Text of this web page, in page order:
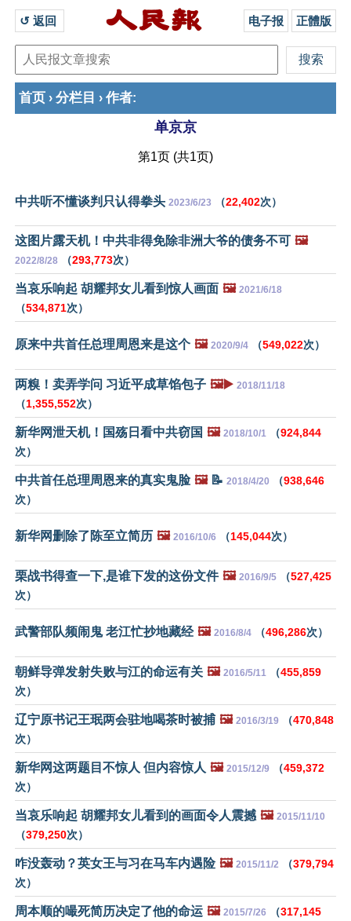
↺ 返回 电子报 正體版
首页 › 分栏目 › 作者:
单京京
第1页 (共1页)
中共听不懂谈判只认得拳头 2023/6/23 （22,402次）
这图片露天机！中共非得免除非洲大爷的债务不可 🖼️
2022/8/28 （293,773次）
当哀乐响起 胡耀邦女儿看到惊人画面 🖼️ 2021/6/18
（534,871次）
原来中共首任总理周恩来是这个 🖼️ 2020/9/4 （549,022次）
两糗！卖弄学问 习近平成草馅包子 🖼️▶️ 2018/11/18
（1,355,552次）
新华网泄天机！国殇日看中共窃国 🖼️ 2018/10/1 （924,844
次）
中共首任总理周恩来的真实鬼脸 🖼️📝 2018/4/20 （938,646
次）
新华网删除了陈至立简历 🖼️ 2016/10/6 （145,044次）
栗战书得查一下,是谁下发的这份文件 🖼️ 2016/9/5 （527,425
次）
武警部队频闹鬼 老江忙抄地藏经 🖼️ 2016/8/4 （496,286次）
朝鲜导弹发射失败与江的命运有关 🖼️ 2016/5/11 （455,859
次）
辽宁原书记王珉两会驻地喝茶时被捕 🖼️ 2016/3/19 （470,848
次）
新华网这两题目不惊人 但内容惊人 🖼️ 2015/12/9 （459,372
次）
当哀乐响起 胡耀邦女儿看到的画面令人震撼 🖼️ 2015/11/10
（379,250次）
咋没轰动？英女王与习在马车内遇险 🖼️ 2015/11/2 （379,794
次）
周本顺的嘬死简历决定了他的命运 🖼️ 2015/7/26 （317,145